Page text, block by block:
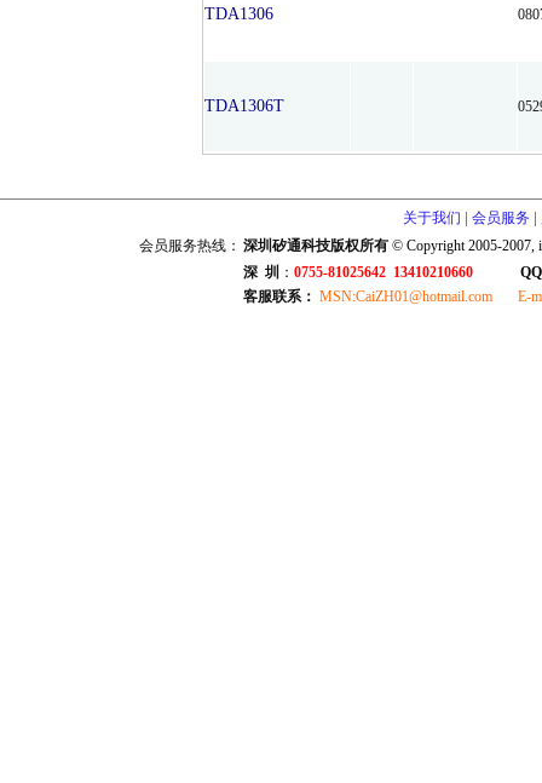
TDA1306
TDA1306T
关于我们 |会员服务 |
会员服务热线： 深圳矽通科技版权所有 © Copyright 2005-2007,
深 圳 ： 0755-81025642 13410210660
客服联系： MSN:CaiZH01@hotmail.com E-